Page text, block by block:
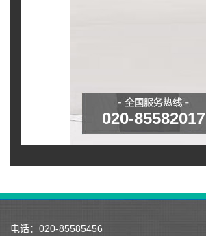
020-85582017
电话：020-85585456